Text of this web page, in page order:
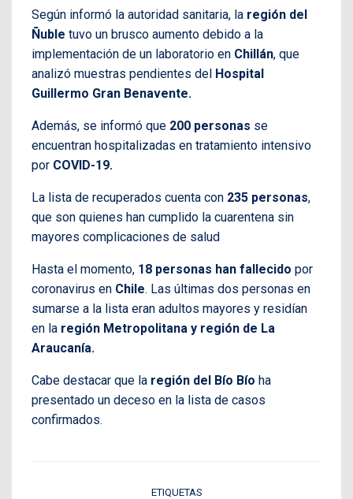
Según informó la autoridad sanitaria, la región del
Ñuble tuvo un brusco aumento debido a la
implementación de un laboratorio en Chillán, que
analizó muestras pendientes del Hospital
Guillermo Gran Benavente.
Además, se informó que 200 personas se
encuentran hospitalizadas en tratamiento intensivo
por COVID-19.
La lista de recuperados cuenta con 235 personas,
que son quienes han cumplido la cuarentena sin
mayores complicaciones de salud
Hasta el momento, 18 personas han fallecido por
coronavirus en Chile. Las últimas dos personas en
sumarse a la lista eran adultos mayores y residían
en la región Metropolitana y región de La
Araucanía.
Cabe destacar que la región del Bío Bío ha
presentado un deceso en la lista de casos
confirmados.
ETIQUETAS